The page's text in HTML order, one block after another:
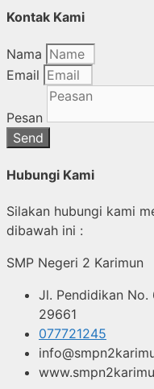
Kontak Kami
Nama
Email
Pesan
Send
Hubungi Kami
Silakan hubungi kami
dibawah ini :
SMP Negeri 2 Karimun
Jl. Pendidikan No.
29661
077721245